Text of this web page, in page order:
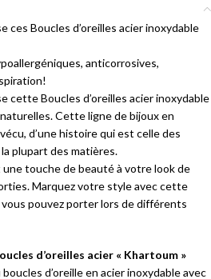
ces Boucles d’oreilles acier inoxydable
anticorrosives,
cette Boucles d’oreilles acier inoxydable
Cette ligne de bijoux en
d’une histoire qui est celle des
plupart des matières.
touche de beauté à votre look de
Marquez votre style avec cette
pouvez porter lors de différents
d’oreilles acier « Khartoum »
d’oreille en acier inoxydable avec